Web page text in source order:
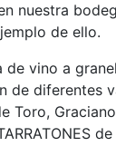
nuestra
de ello.
vino a
de diferentes
Toro,